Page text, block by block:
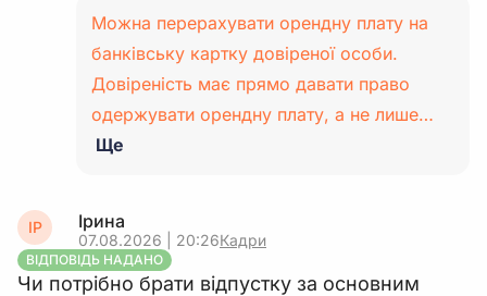
Можна перерахувати орендну плату на
банківську картку довіреної особи.
Довіреність має прямо давати право
одержувати орендну плату, а не лише…
Ще
ІР Ірина
07.08.2026 | 20:26Кадри
ВІДПОВІДЬ НАДАНО
Чи потрібно брати відпустку за основним